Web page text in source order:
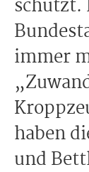
schützt.
immer
haben
und